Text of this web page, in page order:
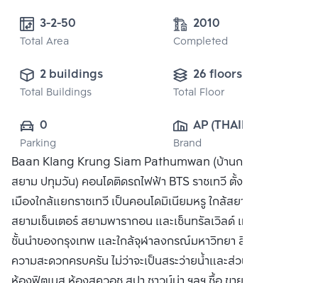
3-2-50
Total Area
2010
Completed
2 buildings
Total Buildings
26 floors
Total Floor
0
Parking
AP (THAILAND)
PUBLIC CO.,
LTD.
Brand
Baan Klang Krung Siam Pathumwan (บ้านกลางกรุง
สยาม ปทุมวัน) คอนโดติดรถไฟฟ้า BTS ราชเทวี ตั้งอยู่ใจกลาง
เมืองใกล้แยกราชเทวี เป็นคอนโดมิเนียมหรู ใกล้สยามสแควร์
สยามเซ็นเตอร์ สยามพารากอน และเซ็นทรัลเวิลด์ แหล่งช๊อปปิ้ง
ชั้นนำของกรุงเทพ และใกล้จุฬาลงกรณ์มหาวิทยา สิ่งอำนวย
ความสะดวกครบครัน ไม่ว่าจะเป็นสระว่ายน้ำและส่วนชั้นดาดฟ้า